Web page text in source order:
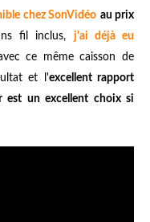
chez SonVidéo au prix
fil inclus, j'ai déjà eu
ce même caisson de
et l'excellent rapport
est un excellent choix si